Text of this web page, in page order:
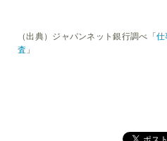
（出典）ジャパンネット銀行調べ「仕
査 」